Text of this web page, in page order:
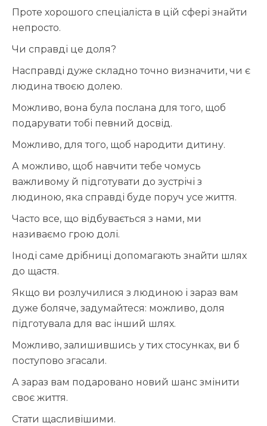
Проте хорошого спеціаліста в цій сфері знайти
непросто.
Чи справді це доля?
Насправді дуже складно точно визначити, чи є
людина твоєю долею.
Можливо, вона була послана для того, щоб
подарувати тобі певний досвід.
Можливо, для того, щоб народити дитину.
А можливо, щоб навчити тебе чомусь
важливому й підготувати до зустрічі з
людиною, яка справді буде поруч усе життя.
Часто все, що відбувається з нами, ми
називаємо грою долі.
Іноді саме дрібниці допомагають знайти шлях
до щастя.
Якщо ви розлучилися з людиною і зараз вам
дуже боляче, задумайтеся: можливо, доля
підготувала для вас інший шлях.
Можливо, залишившись у тих стосунках, ви б
поступово згасали.
А зараз вам подаровано новий шанс змінити
своє життя.
Стати щасливішими.